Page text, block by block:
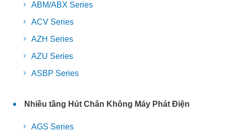
ABM/ABX Series
ACV Series
AZH Series
AZU Series
ASBP Series
Nhiều tầng Hút Chân Không Máy Phát Điện
AGS Series